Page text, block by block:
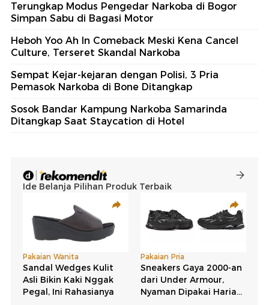
Terungkap Modus Pengedar Narkoba di Bogor
Simpan Sabu di Bagasi Motor
Heboh Yoo Ah In Comeback Meski Kena Cancel
Culture, Terseret Skandal Narkoba
Sempat Kejar-kejaran dengan Polisi, 3 Pria
Pemasok Narkoba di Bone Ditangkap
Sosok Bandar Kampung Narkoba Samarinda
Ditangkap Saat Staycation di Hotel